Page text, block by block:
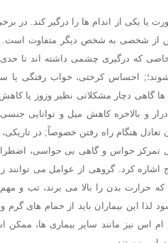
یا یکی از اندام ها را درگیر کند. در
از شخصی به شخص دیگر متفاوت است.
که درگیری چشمی داشته اند تا
احساس کرختی، خواب رفتگی یا
گاهی دچار مشکلاتی نظیر وزوز یا
و بالاخره کاهش میل و توانایی
تعادل هنگام راه رفتن خصوصاً; در
تمرکز حواس و گاهی بی حواسی،
کرد. گروهی از عوامل می توانند
حرارت بدن را بالا می برند، تب و
این بیماران باید از حمام های گرم
ام اس نیز مانند سایر بیماری ها،